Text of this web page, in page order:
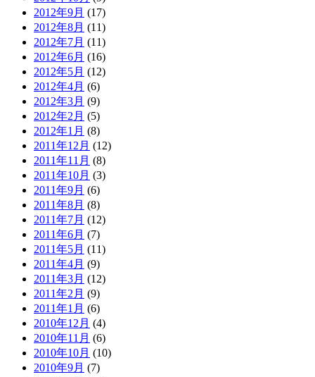
2012年9月 (17)
2012年8月 (11)
2012年7月 (11)
2012年6月 (16)
2012年5月 (12)
2012年4月 (6)
2012年3月 (9)
2012年2月 (5)
2012年1月 (8)
2011年12月 (12)
2011年11月 (8)
2011年10月 (3)
2011年9月 (6)
2011年8月 (8)
2011年7月 (12)
2011年6月 (7)
2011年5月 (11)
2011年4月 (9)
2011年3月 (12)
2011年2月 (9)
2011年1月 (6)
2010年12月 (4)
2010年11月 (6)
2010年10月 (10)
2010年9月 (7)